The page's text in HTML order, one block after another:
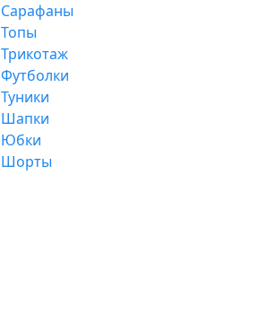
Сарафаны
Топы
Трикотаж
Футболки
Туники
Шапки
Юбки
Шорты